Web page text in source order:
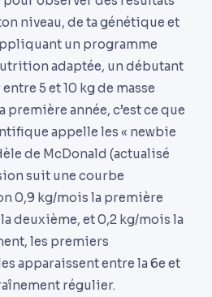
niveau, de ta génétique et
un programme
adaptée, un débutant
5 et 10 kg de masse
première année, c’est ce que
appelle les « newbie
de McDonald (actualisé
suit une courbe
0,9 kg/mois la première
deuxième, et 0,2 kg/mois la
les premiers
apparaissent entre la 6e et
régulier.